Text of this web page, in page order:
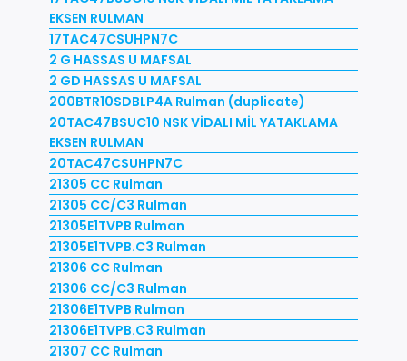
EKSEN RULMAN
17TAC47CSUHPN7C
2 G HASSAS U MAFSAL
2 GD HASSAS U MAFSAL
200BTR10SDBLP4A Rulman (duplicate)
20TAC47BSUC10 NSK VİDALI MİL YATAKLAMA
EKSEN RULMAN
20TAC47CSUHPN7C
21305 CC Rulman
21305 CC/C3 Rulman
21305E1TVPB Rulman
21305E1TVPB.C3 Rulman
21306 CC Rulman
21306 CC/C3 Rulman
21306E1TVPB Rulman
21306E1TVPB.C3 Rulman
21307 CC Rulman